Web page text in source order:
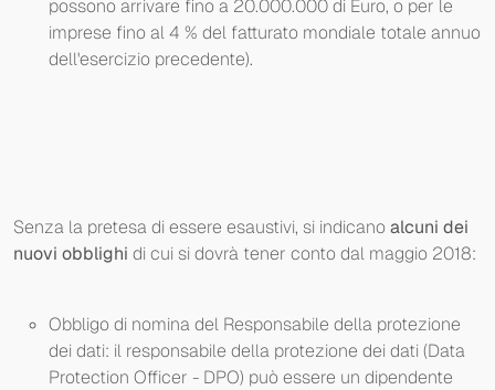
possono arrivare fino a 20.000.000 di Euro, o per le
imprese fino al 4 % del fatturato mondiale totale annuo
dell'esercizio precedente).
Senza la pretesa di essere esaustivi, si indicano alcuni dei
nuovi obblighi di cui si dovrà tener conto dal maggio 2018:
Obbligo di nomina del Responsabile della protezione
dei dati: il responsabile della protezione dei dati (Data
Protection Officer - DPO) può essere un dipendente